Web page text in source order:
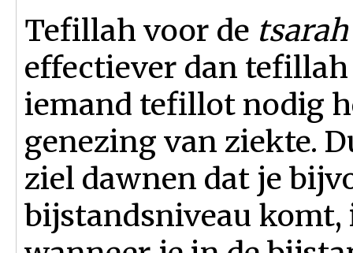
Tefillah voor de tsarah
effectiever dan
iemand tefillot nodig
genezing van ziekte.
ziel dawnen dat je
bijstandsniveau komt,